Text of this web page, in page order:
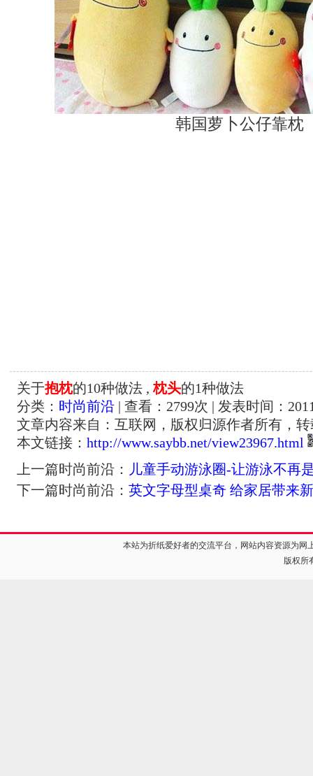
韩国萝卜公仔靠枕
关于抱枕的10种做法 ,枕头的1种做法
分类： 时尚前沿| 查看： 2799次 | 发表时间：
文章内容来自：互联网，版权归源作者所有，
本文链接： http://www.saybb.net/view23967.html
上一篇时尚前沿： 儿童手动游泳圈-让游泳不再
下一篇时尚前沿： 英文字母型桌奇 给家居带来
本站为折纸爱好者的交流平台，网站内容资源为
版权所